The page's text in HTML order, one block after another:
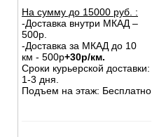
На сумму до 15000 руб. :
-Доставка внутри МКАД –
500р.
-Доставка за МКАД до 10
км - 500р+30р/км.
Сроки курьерской доставки:
1-3 дня.
Подъем на этаж: Бесплатно